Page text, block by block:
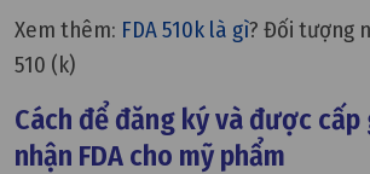
Xem thêm: FDA 510k là gì? Đối tượng
510 (k)
Cách để đăng ký và được
nhận FDA cho mỹ phẩm